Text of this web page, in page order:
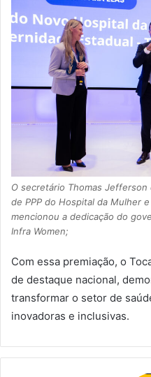
O secretário Thomas
de PPP do Hospital da Mulher
mencionou a dedicação do
Infra Women;
Com essa premiação, o
de destaque nacional,
transformar o setor de
inovadoras e inclusivas.